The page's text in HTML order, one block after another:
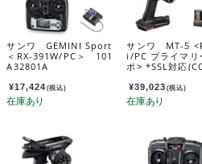
サンワ GEMINI Sport
＜RX-391W/PC＞ 101
A32801A
¥17,424 (税込)
サンワ MT-5
i/PC プライマリ
ポ> *SSL対応
02B
¥39,023 (税込)